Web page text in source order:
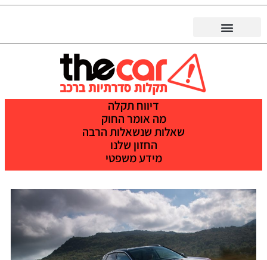
דיווח תקלה
מה אומר החוק
שאלות שנשאלות הרבה
החזון שלנו
מידע משפטי